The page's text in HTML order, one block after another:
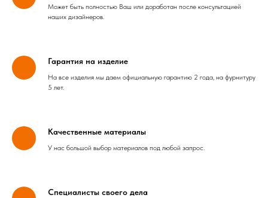
Может быть полностью Ваш или доработан после консультацией
наших дизайнеров.
Гарантия на изделие
На все изделия мы даем официальную гарантию 2 года, на фурнитуру
5 лет.
Качественные материалы
У нас большой выбор материалов под любой запрос.
Специалисты своего дела